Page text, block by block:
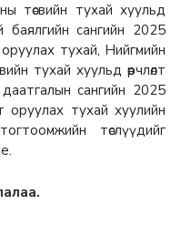
төсвийн тухай хуульд
баялгийн сангийн 2025
оруулах тухай, Нийгмийн
тухай хуульд өөрчлөлт
сангийн 2025
оруулах тухай хуулийн
төслүүдийг